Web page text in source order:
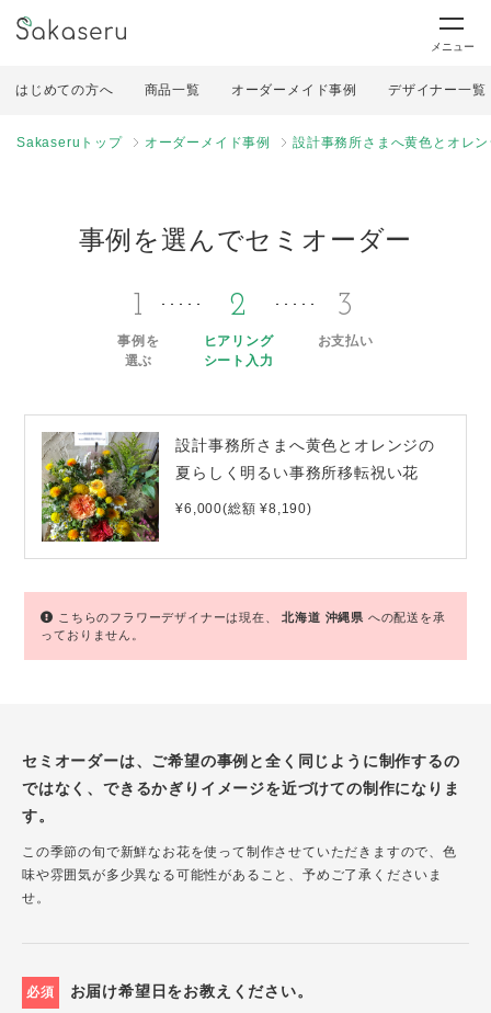
メニュー
はじめての方へ 商品一覧 オーダーメイド事例 デザイナー一覧
Sakaseruトップ オーダーメイド事例 設計事務所さまへ黄色とオレ
事例を選んでセミオーダー
1
事例を
選ぶ
2
ヒアリング
シート入力
3
お支払い
設計事務所さまへ黄色とオレンジの
夏らしく明るい事務所移転祝い花
¥6,000(総額 ¥8,190)
こちらのフラワーデザイナーは現在、北海道 沖縄県 への配送を承
っておりません。
セミオーダーは、ご希望の事例と全く同じように制作するの
ではなく、できるかぎりイメージを近づけての制作になりま
す。
この季節の旬で新鮮なお花を使って制作させていただきますので、色
味や雰囲気が多少異なる可能性があること、予めご了承くださいま
せ。
必須 お届け希望日をお教えください。